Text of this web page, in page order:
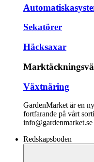
Sekatörer
Häcksaxar
Växtnäring
GardenMarket är en
fortfarande på vårt
info@gardenmarket.se
Redskapsboden